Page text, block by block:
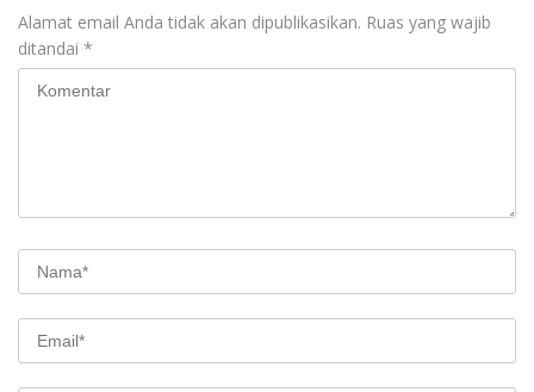
Alamat email Anda tidak akan dipublikasikan. Ruas yang wajib
ditandai *